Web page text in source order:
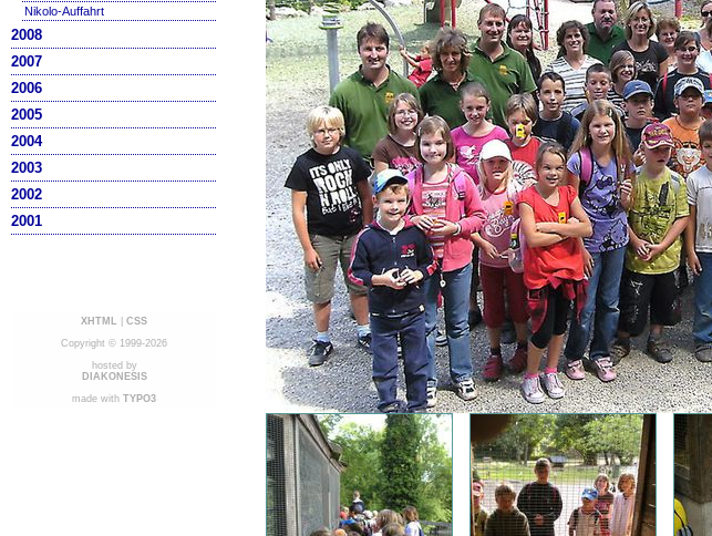
Nikolo-Auffahrt
2008
2007
2006
2005
2004
2003
2002
2001
XHTML
CSS
Copyright © 1999-2026
hosted by
DIAKONESIS
made with TYPO3